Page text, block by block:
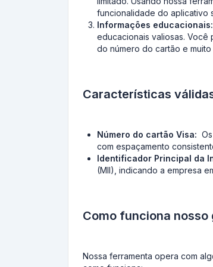
funcionalidade do aplicativo
Informações educacionais:
educacionais valiosas.
do número do cartão e muito
Características
Número do cartão Visa:
com espaçamento
Identificador Principal da
(MII), indicando a empresa
Como funciona
Nossa ferramenta opera com